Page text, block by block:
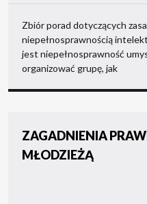
Zbiór porad dotyczących
niepełnosprawnością
jest niepełnosprawność
organizować grupę, jak
ZAGADNIENIA
MŁODZIEŻĄ